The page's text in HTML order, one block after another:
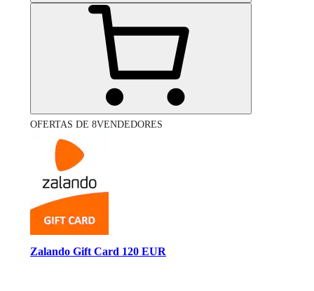
OFERTAS DE 8VENDEDORES
Zalando Gift Card 120 EUR